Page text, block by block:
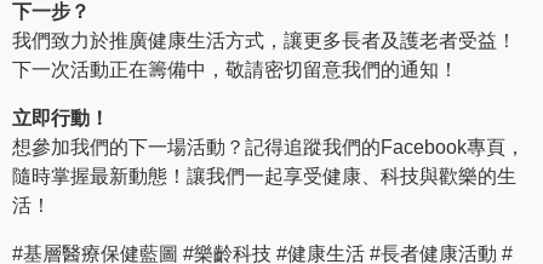
下一步？
我們致力於推廣健康生活方式，讓更多長者及護老者受益！
下一次活動正在籌備中，敬請密切留意我們的通知！
立即行動！
想參加我們的下一場活動？記得追蹤我們的Facebook專頁，
隨時掌握最新動態！讓我們一起享受健康、科技與歡樂的生
活！
#基層醫療保健藍圖 #樂齡科技 #健康生活 #長者健康活動 #